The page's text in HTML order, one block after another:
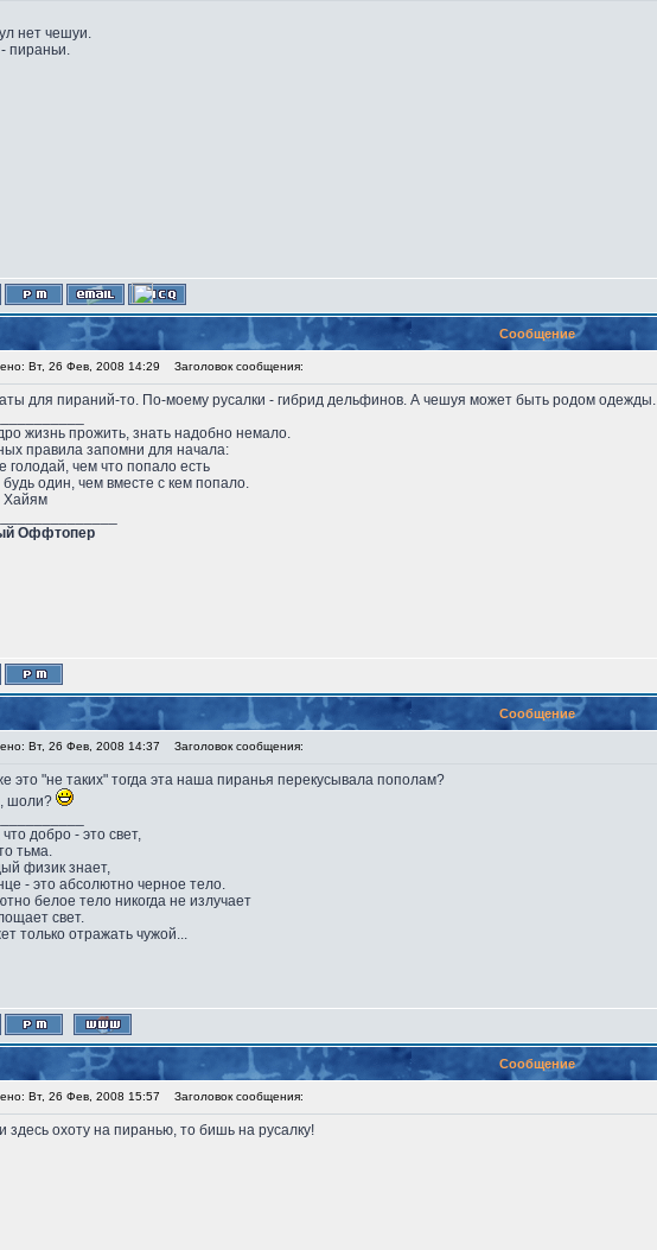
нет чешуи.
пираньи.
Сообщение
Вт, 26 Фев, 2008 14:29 Заголовок сообщения:
для пираний-то. По-моему русалки - гибрид дельфинов. А чешуя может быть родом одежды.
жизнь прожить, знать надобно немало.
правила запомни для начала:
голодай, чем что попало есть
один, чем вместе с кем попало.
Хайям
Оффтопер
Сообщение
Вт, 26 Фев, 2008 14:37 Заголовок сообщения:
это "не таких" тогда эта наша пиранья перекусывала пополам?
шоли?
что добро - это свет,
тьма.
физик знает,
- это абсолютно черное тело.
белое тело никогда не излучает
свет.
только отражать чужой...
Сообщение
Вт, 26 Фев, 2008 15:57 Заголовок сообщения:
здесь охоту на пиранью, то бишь на русалку!